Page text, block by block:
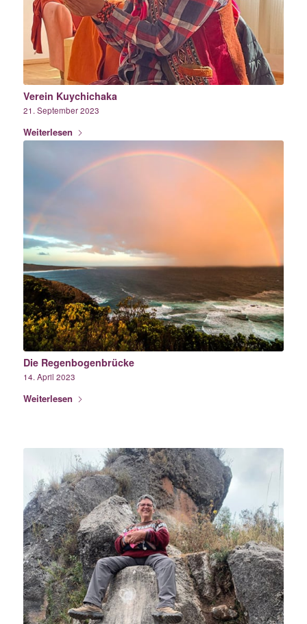
Verein Kuychichaka
21. September 2023
Weiterlesen
Die Regenbogenbrücke
14. April 2023
Weiterlesen